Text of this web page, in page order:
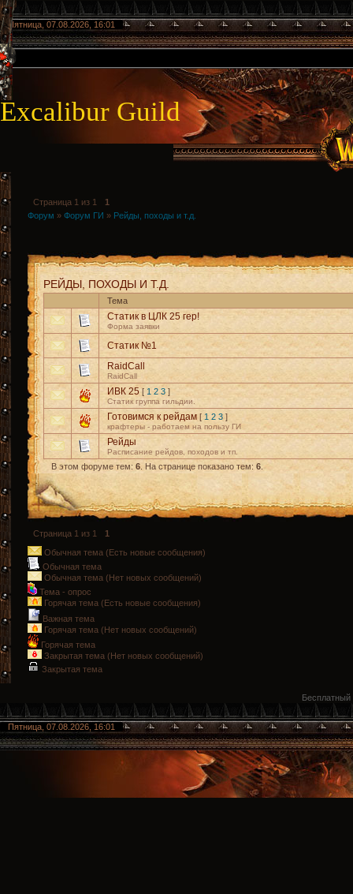
Пятница, 07.08.2026, 16:01
Excalibur Guild
Страница 1 из 1
1
Форум » Форум ГИ » Рейды, походы и т.д.
РЕЙДЫ, ПОХОДЫ И Т.Д.
Тема
Статик в ЦЛК 25 гер!
Форма заявки
Статик №1
RaidCall
RaidCall
ИВК 25 [ 1 2 3 ]
Статик группа гильдии.
Готовимся к рейдам [ 1 2 3]
крафтеры - работаем на пользу ГИ
Рейды
Расписание рейдов, походов и тп.
В этом форуме тем: 6 . На странице показано тем: 6
Страница 1 из 1
1
Обычная тема (Есть новые сообщения)
Обычная тема
Обычная тема (Нет новых сообщений)
Тема - опрос
Горячая тема (Есть новые сообщения)
Важная тема
Горячая тема (Нет новых сообщений)
Горячая тема
Закрытая тема (Нет новых сообщений)
Закрытая тема
Бесплатный
Пятница, 07.08.2026, 16:01